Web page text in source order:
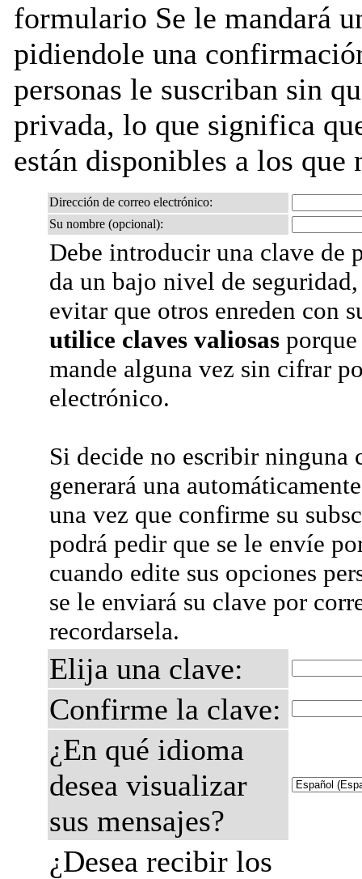
formulario Se le mandará
pidiendole una
personas le suscriban sin
privada, lo que significa
están disponibles a los que
Dirección de correo electrónico:
Su nombre (opcional):
Debe introducir una clave de
da un bajo nivel de
evitar que otros enreden con
utilice claves valiosas
mande alguna vez sin cifrar
electrónico.
Si decide no escribir ninguna
generará una
una vez que confirme su
podrá pedir que se le envíe
cuando edite sus opciones
se le enviará su clave por
recordarsela.
Elija una clave:
Confirme la clave:
¿En qué idioma
desea visualizar
sus mensajes?
¿Desea recibir los